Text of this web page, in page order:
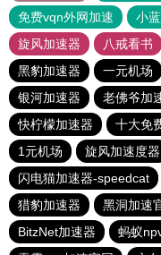
免费vqn外网加速
小
旋风加速器
八戒看书
黑豹加速器
一元机场
银河加速器
老佛爷加
快柠檬加速器
十大免
1元机场
旋风加速度器
闪电猫加速器-speedcat
猎豹加速器
黑洞加速
BitzNet加速器
蚂蚁